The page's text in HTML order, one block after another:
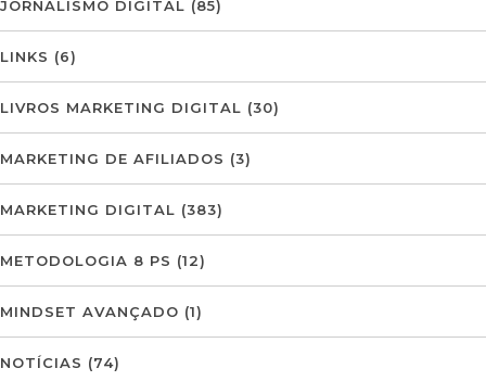
JORNALISMO DIGITAL (85)
LINKS (6)
LIVROS MARKETING DIGITAL (30)
MARKETING DE AFILIADOS (3)
MARKETING DIGITAL (383)
METODOLOGIA 8 PS (12)
MINDSET AVANÇADO (1)
NOTÍCIAS (74)